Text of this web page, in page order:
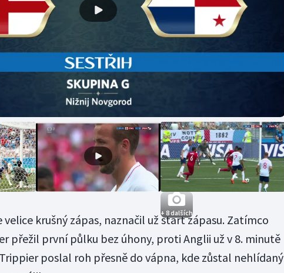
+ 8 dalších
velice krušný zápas, naznačil už start zápasu. Zatímco
přežil první půlku bez úhony, proti Anglii už v 8. minutě
poslal roh přesně do vápna, kde zůstal nehlídaný